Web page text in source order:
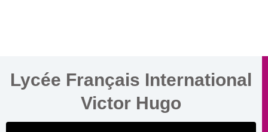
Lycée Français International
Victor Hugo